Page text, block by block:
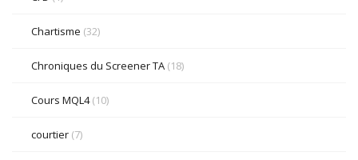
Chartisme (32)
Chroniques du Screener TA (18)
Cours MQL4(10)
courtier (7)